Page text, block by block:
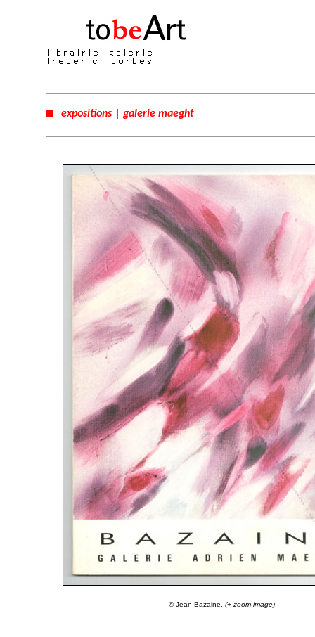
expositions galerie maeght
© Jean Bazaine. (+ zoom image)